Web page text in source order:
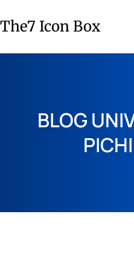
The7 Icon Box
BLOG